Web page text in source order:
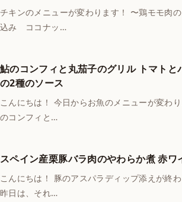
チキンのメニューが変わります！ 〜鶏モモ肉
込み ココナッ…
鮎のコンフィと丸茄子のグリル トマトと
の2種のソース
こんにちは！ 今日からお魚のメニューが変わ
のコンフィと…
スペイン産栗豚バラ肉のやわらか煮 赤ワ
こんにちは！ 豚のアスパラディップ添えが終
昨日は、それ…